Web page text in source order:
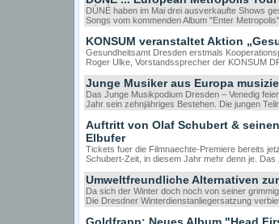
DÚNÉ haben im Mai drei ausverkaufte Shows
Songs vom kommenden Album "Enter
KONSUM veranstaltet Aktion
Gesundheitsamt Dresden erstmals
Roger Ulke, Vorstandssprecher der KONSUM
Junge Musiker aus Europa
Das Junge Musikpodium Dresden – Venedig
Jahr sein zehnjähriges Bestehen. Die jungen
Auftritt von Olaf Schubert &
Elbufer
Tickets fuer die Filmnaechte-Premiere bereits
Schubert-Zeit, in diesem Jahr mehr denn je. Das
Umweltfreundliche Alternativen
Da sich der Winter doch noch von seiner
Die Dresdner Winterdienstanliegersatzung